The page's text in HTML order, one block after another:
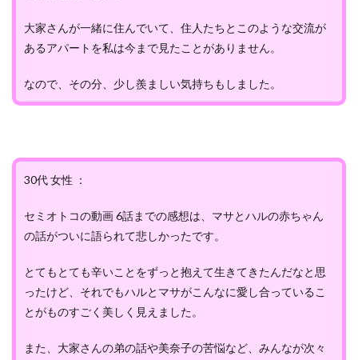
大家さんが一緒に住んでいて、住人たちとこのような交流が
あるアパートを私は今まで見たことがありません。
なので、その分、少し羨ましい気持ちもしました。
30代 女性 ：
セミオトコの動画 6話までの感想は、マサとハルの赤ちゃん
の話がついに語られて悲しかったです。
とてもとても辛いことをずっと抱えて生きてきたんだなと思
ったけど、それでもハルとマサがこんなに愛し合っているこ
とがものすごく美しく見えました。
また、大家さんの弟の話や美奈子の苦悩など、みんなが次々